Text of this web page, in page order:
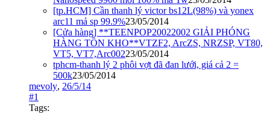
[tp.HCM] Cần thanh lý victor bs12L(98%) và yonex
arc11 mả sp 99.9%23/05/2014
[Cửa hàng] **TEENPOP20022002 GIẢI PHÓNG
HÀNG TỒN KHO**VTZF2, ArcZS, NRZSP, VT80,
VT5, VT7,Arc00223/05/2014
tphcm-thanh lý 2 phôi vợt đã đan lưới, giá cả 2 =
500k23/05/2014
mevoly, 26/5/14
#1
Tags: